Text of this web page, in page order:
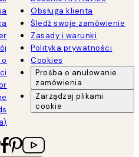
Obsługa klienta
Śledź swoje zamówienie
Zasady i warunki
Polityka prywatności
Cookies
Prośba o anulowanie
zamówienia
Zarządzaj plikami
cookie